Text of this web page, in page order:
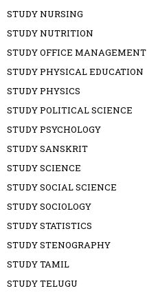
STUDY NURSING
STUDY NUTRITION
STUDY OFFICE MANAGEMENT
STUDY PHYSICAL EDUCATION
STUDY PHYSICS
STUDY POLITICAL SCIENCE
STUDY PSYCHOLOGY
STUDY SANSKRIT
STUDY SCIENCE
STUDY SOCIAL SCIENCE
STUDY SOCIOLOGY
STUDY STATISTICS
STUDY STENOGRAPHY
STUDY TAMIL
STUDY TELUGU